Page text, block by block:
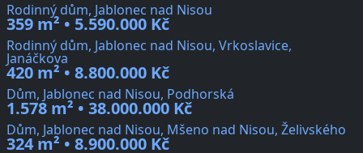
Rodinný dům, Jablonec nad Nisou
359 m² • 5.590.000 Kč
Rodinný dům, Jablonec nad Nisou, Vrkoslavice,
Janáčkova
420 m² • 8.800.000 Kč
Dům, Jablonec nad Nisou, Podhorská
1.578 m² • 38.000.000 Kč
Dům, Jablonec nad Nisou, Mšeno nad Nisou, Želivského
324 m² • 8.900.000 Kč